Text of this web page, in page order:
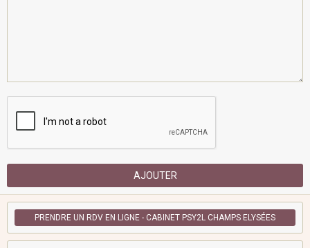
AJOUTER
PRENDRE UN RDV EN LIGNE - CABINET PSY2L CHAMPS ELYSÉES